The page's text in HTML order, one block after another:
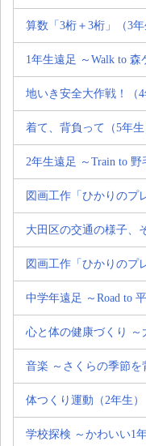
算数「3桁＋3桁」（3年
1年生遠足 ～Walk to 森
地いき安全大作戦！（4
着て、背負って（5年生
2年生遠足 ～Train to 野
図画工作「ひかりのプ
大田区の交通の様子、
図画工作「ひかりのプ
中学年遠足 ～Road to
心と体の健康づくり ～
音楽 ～さくらの季節を
体つくり運動（2年生）
学校探検 ～かわいい1